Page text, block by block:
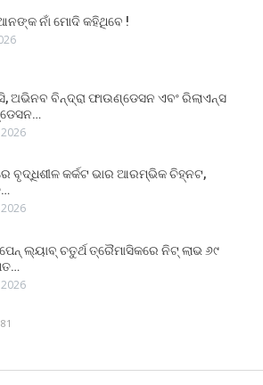
ନାଁ ମୋଦି କହିଥିବେ !
ଅଭିନବ ବିନ୍ଦ୍ରା ଫାଉଣ୍ଡେସନ ଏବଂ ରିଲାଏନ୍ସ
2026
ବୃଦ୍ଧିଶୀଳ କର୍କଟ ଭାର ଆରମ୍ଭିକ ଚିହ୍ନଟ,
2026
ଲ୍ୟାବ୍ ଚତୁର୍ଥ ତ୍ରୈମାସିକରେ ନିଟ୍ ଲାଭ ୬୯
2026